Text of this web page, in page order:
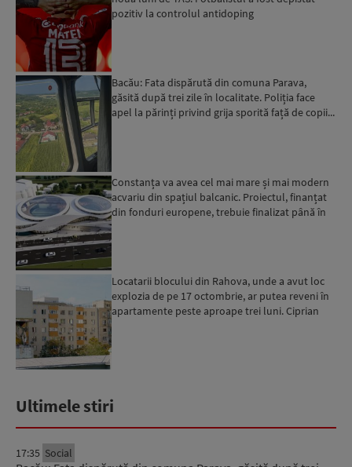
pozitiv la controlul antidoping
Bacău: Fata dispărută din comuna Parava,
găsită după trei zile în localitate. Poliția face
apel la părinți privind grija sporită față de copii...
Constanța va avea cel mai mare și mai modern
acvariu din spațiul balcanic. Proiectul, finanțat
din fonduri europene, trebuie finalizat până în
Locatarii blocului din Rahova, unde a avut loc
explozia de pe 17 octombrie, ar putea reveni în
apartamente peste aproape trei luni. Ciprian
Ultimele stiri
17:35 Social